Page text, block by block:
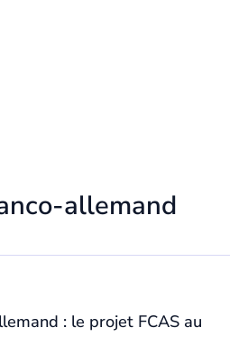
allemand
: le projet FCAS au